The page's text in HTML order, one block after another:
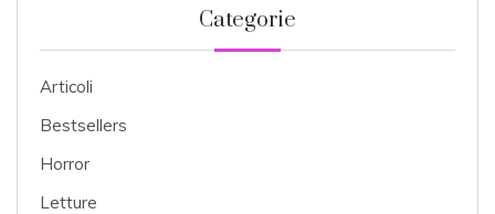
Categorie
Articoli
Bestsellers
Horror
Letture